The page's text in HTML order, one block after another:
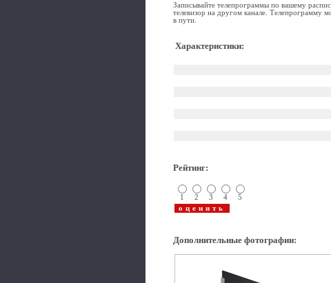
Записывайте телепрограммы по вашему
телевизор на другом канале.
в пути.
Характеристики:
Рейтинг:
1 2 3 4 5
Дополнительные фотографии: